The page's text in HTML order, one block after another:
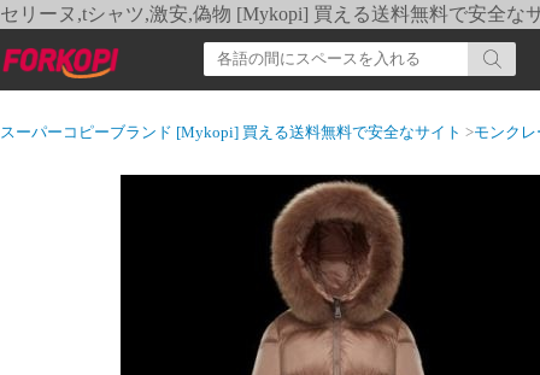
セリーヌ,tシャツ,激安,偽物 [Mykopi] 買える送料無料で安全な
スーパーコピーブランド [Mykopi] 買える送料無料で安全なサイト >モンク